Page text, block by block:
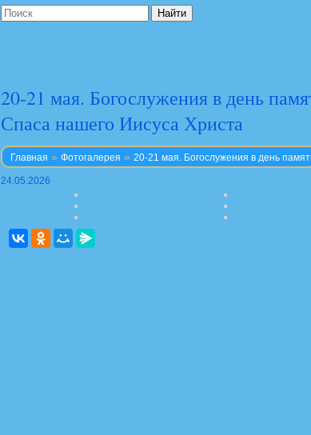
20-21 мая. Богослужения в день
Спаса нашего Иисуса Христа
Главная » Фотогалерея » 20-21 мая. Богослужения в день
24.05.2026